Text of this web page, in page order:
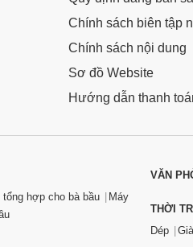
Chính sách biên tập
Chính sách nội dung
Sơ đồ Website
Hướng dẫn thanh
tổng hợp cho bà bầu
Máy
VĂN
THỜI
Dép